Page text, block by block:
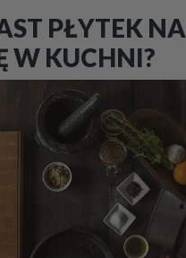
PŁYTEK NA
W KUCHNI?